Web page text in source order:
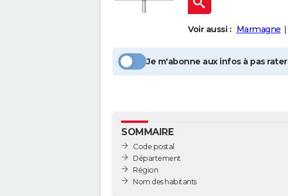
Voir aussi : Marmagne
Je m'abonne aux infos à pas rater
SOMMAIRE
Code postal
Département
Région
Nom des habitants